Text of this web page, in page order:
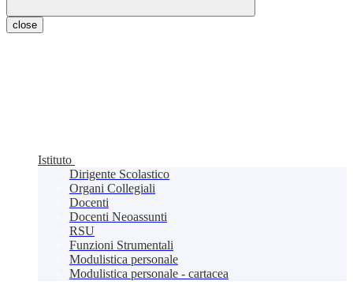
close
Istituto
Dirigente Scolastico
Organi Collegiali
Docenti
Docenti Neoassunti
RSU
Funzioni Strumentali
Modulistica personale
Modulistica personale - cartacea